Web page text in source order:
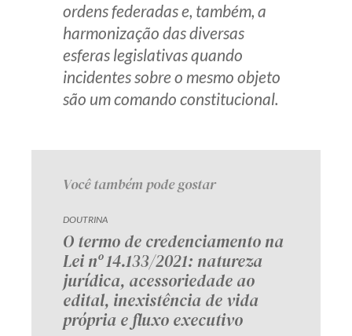
ordens federadas e, também, a
harmonização das diversas
esferas legislativas quando
incidentes sobre o mesmo objeto
são um comando constitucional.
Você também pode gostar
DOUTRINA
O termo de credenciamento na
Lei nº 14.133/2021: natureza
jurídica, acessoriedade ao
edital, inexistência de vida
própria e fluxo executivo